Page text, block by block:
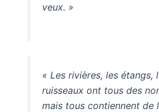
veux. »
« Les rivières, les étangs,
ruisseaux ont tous des
mais tous contiennent de